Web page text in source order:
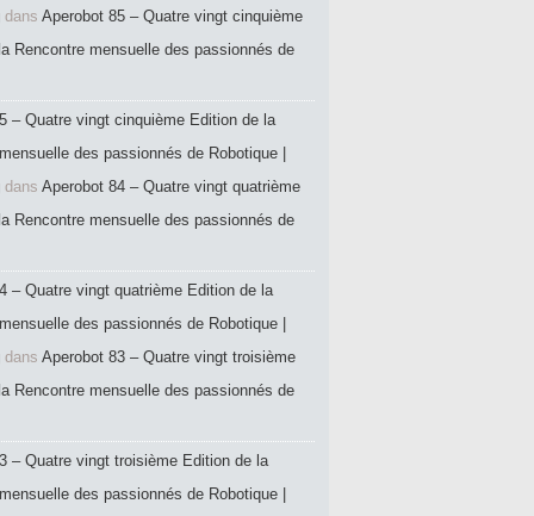
dans Aperobot 85 – Quatre vingt cinquième
Rencontre mensuelle des passionnés de
– Quatre vingt cinquième Edition de la
des passionnés de Robotique |
dans Aperobot 84 – Quatre vingt quatrième
Rencontre mensuelle des passionnés de
– Quatre vingt quatrième Edition de la
des passionnés de Robotique |
dans Aperobot 83 – Quatre vingt troisième
Rencontre mensuelle des passionnés de
– Quatre vingt troisième Edition de la
des passionnés de Robotique |